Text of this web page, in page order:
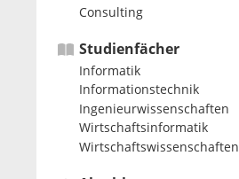
Consulting
Studienfächer
Informatik
Informationstechnik
Ingenieurwissenschaften
Wirtschaftsinformatik
Wirtschaftswissenschaften